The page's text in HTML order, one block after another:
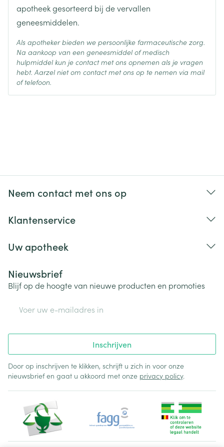
apotheek gesorteerd bij de vervallen
geneesmiddelen.
Als apotheker bieden we persoonlijke farmaceutische zorg.
Na aankoop van een geneesmiddel of medisch
hulpmiddel kun je contact met ons opnemen als je vragen
hebt. Aarzel niet om contact met ons op te nemen via mail
of telefoon.
Neem contact met ons op
Klantenservice
Uw apotheek
Nieuwsbrief
Blijf op de hoogte van nieuwe producten en promoties
Inschrijven
Door op inschrijven te klikken, schrijft u zich in voor onze
nieuwsbrief en gaat u akkoord met onze privacy policy.